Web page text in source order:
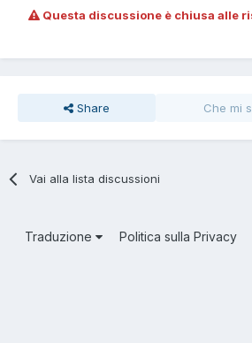
Questa discussione è chiusa alle
Share Che mi
Vai alla lista discussioni
Traduzione Politica sulla Privacy